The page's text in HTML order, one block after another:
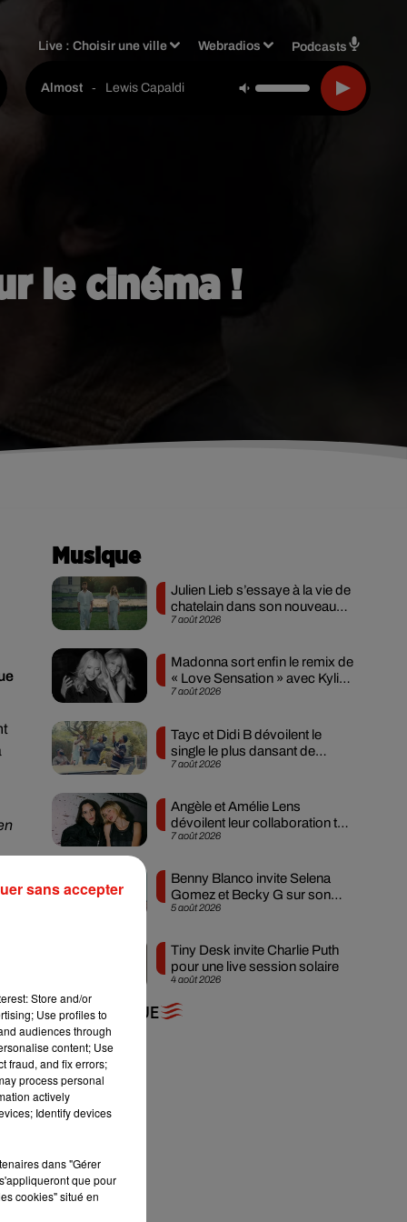
Live :Choisir une ville Webradios Podcasts
Almost - Lewis Capaldi
le cinéma !
Musique
7 août 2026
Julien Lieb s’essaye à la vie de
chatelain dans son nouveau
clip
7 août 2026
Madonna sort enfin le remix de
« Love Sensation » avec Kylie
Minogue
7 août 2026
Tayc et Didi B dévoilent le
single le plus dansant de
l’année
7 août 2026
Angèle et Amélie Lens
dévoilent leur collaboration tant
attendue
5 août 2026
Benny Blanco invite Selena
Gomez et Becky G sur son
nouveau single
4 août 2026
Tiny Desk invite Charlie Puth
pour une live session solaire
+ DE MUSIQUE
Store and/or
Use profiles to
audiences through
content; Use
fraud, and fix errors;
process personal
actively
Identify devices
dans "Gérer
que pour
cookies" situé en
sans accepter